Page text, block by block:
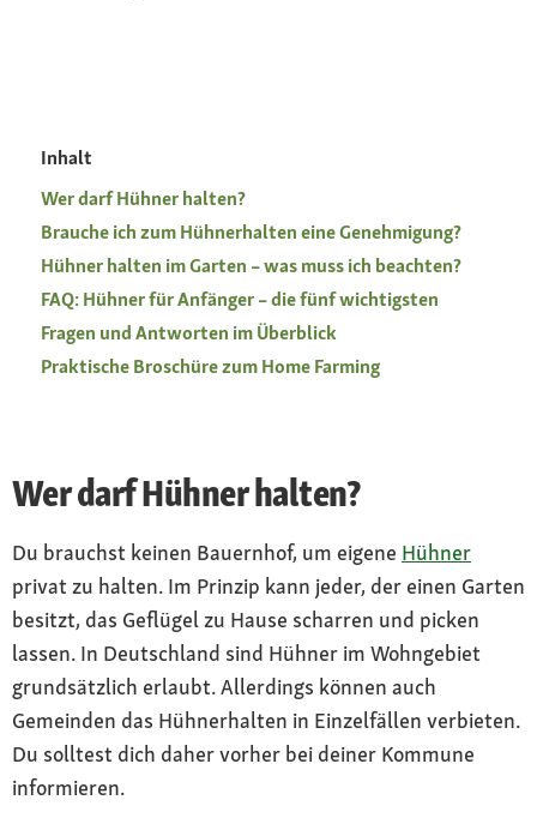
Inhalt
Wer darf Hühner halten?
Brauche ich zum Hühnerhalten eine Genehmigung?
Hühner halten im Garten – was muss ich beachten?
FAQ: Hühner für Anfänger – die fünf wichtigsten
Fragen und Antworten im Überblick
Praktische Broschüre zum Home Farming
Wer darf Hühner halten?
Du brauchst keinen Bauernhof, um eigene Hühner
privat zu halten. Im Prinzip kann jeder, der einen Garten
besitzt, das Geflügel zu Hause scharren und picken
lassen. In Deutschland sind Hühner im Wohngebiet
grundsätzlich erlaubt. Allerdings können auch
Gemeinden das Hühnerhalten in Einzelfällen verbieten.
Du solltest dich daher vorher bei deiner Kommune
informieren.